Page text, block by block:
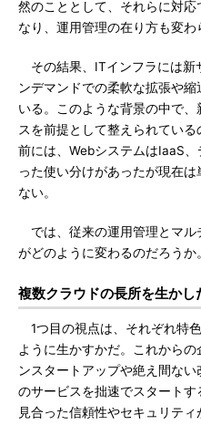
然のこととして、それらに対
なり、運用管理の在り方も変わ
その結果、ITインフラには新
ンデマンドでの柔軟な拡張や
いる。このような背景の中で
スを前提として整えられてい
前には、WebシステムはIaaS
った使い分けがあったが現在
ない。
では、従来の運用管理とマル
がどのように変わるのだろうか。
複数クラウドの長所を生か
1つ目の視点は、それぞれ特
ように生かすかだ。これから
ンスタートアップや絶え間な
のサービスを拙速でスタート
見合った信頼性やセキュリテ